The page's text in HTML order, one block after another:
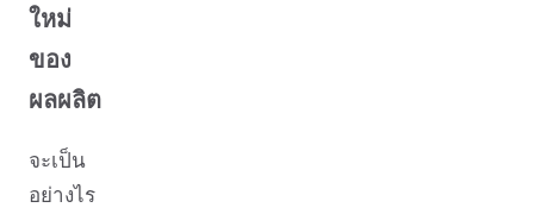
ใหม่
ของ
ผลผลิต
จะเป็น
อย่างไร